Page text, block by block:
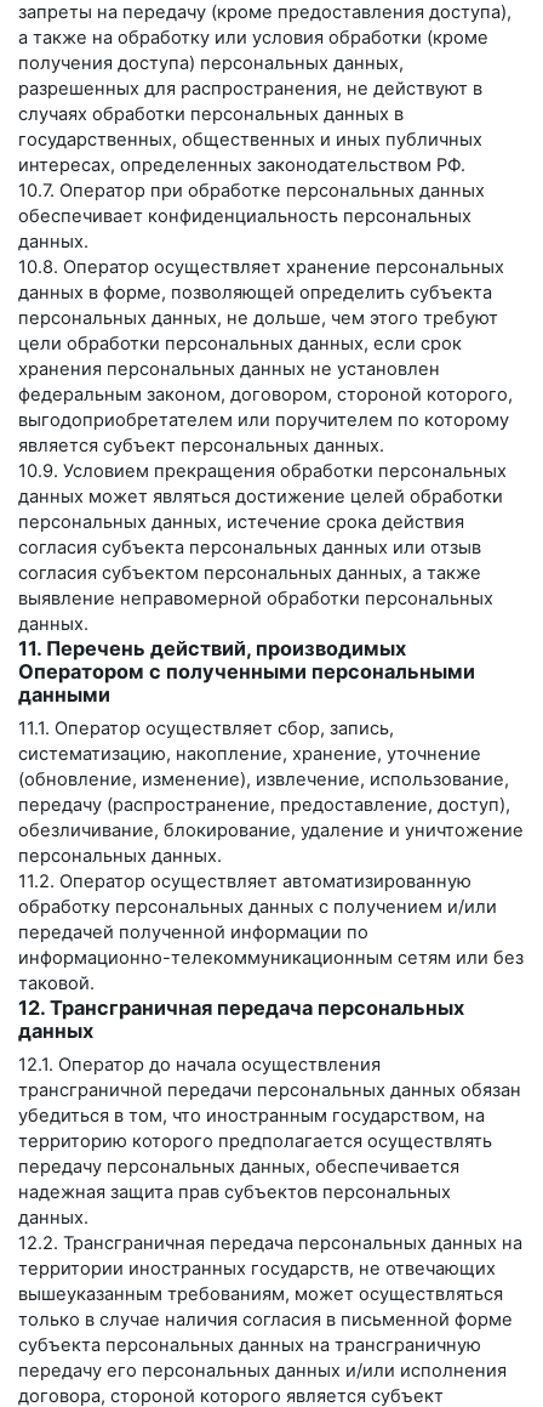
запреты на передачу (кроме предоставления доступа),
а также на обработку или условия обработки (кроме
получения доступа) персональных данных,
разрешенных для распространения, не действуют в
случаях обработки персональных данных в
государственных, общественных и иных публичных
интересах, определенных законодательством РФ.
10.7. Оператор при обработке персональных данных
обеспечивает конфиденциальность персональных
данных.
10.8. Оператор осуществляет хранение персональных
данных в форме, позволяющей определить субъекта
персональных данных, не дольше, чем этого требуют
цели обработки персональных данных, если срок
хранения персональных данных не установлен
федеральным законом, договором, стороной которого,
выгодоприобретателем или поручителем по которому
является субъект персональных данных.
10.9. Условием прекращения обработки персональных
данных может являться достижение целей обработки
персональных данных, истечение срока действия
согласия субъекта персональных данных или отзыв
согласия субъектом персональных данных, а также
выявление неправомерной обработки персональных
данных.
11. Перечень действий, производимых
Оператором с полученными персональными
данными
11.1. Оператор осуществляет сбор, запись,
систематизацию, накопление, хранение, уточнение
(обновление, изменение), извлечение, использование,
передачу (распространение, предоставление, доступ),
обезличивание, блокирование, удаление и уничтожение
персональных данных.
11.2. Оператор осуществляет автоматизированную
обработку персональных данных с получением и/или
передачей полученной информации по
информационно-телекоммуникационным сетям или без
таковой.
12. Трансграничная передача персональных
данных
12.1. Оператор до начала осуществления
трансграничной передачи персональных данных обязан
убедиться в том, что иностранным государством, на
территорию которого предполагается осуществлять
передачу персональных данных, обеспечивается
надежная защита прав субъектов персональных
данных.
12.2. Трансграничная передача персональных данных на
территории иностранных государств, не отвечающих
вышеуказанным требованиям, может осуществляться
только в случае наличия согласия в письменной форме
субъекта персональных данных на трансграничную
передачу его персональных данных и/или исполнения
договора, стороной которого является субъект